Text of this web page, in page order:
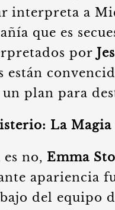
interpreta a
que es
por
están
plan para
La
no, Emma
apariencia
del equipo